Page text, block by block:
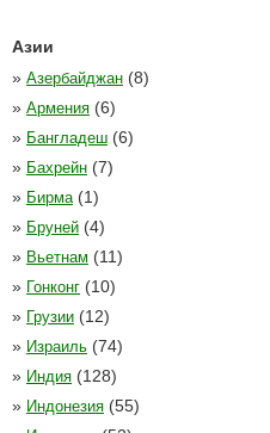
Азии
» Азербайджан (8)
» Армения (6)
» Бангладеш (6)
» Бахрейн (7)
» Бирма (1)
» Бруней (4)
» Вьетнам (11)
» Гонконг (10)
» Грузии (12)
» Израиль (74)
» Индия (128)
» Индонезия (55)